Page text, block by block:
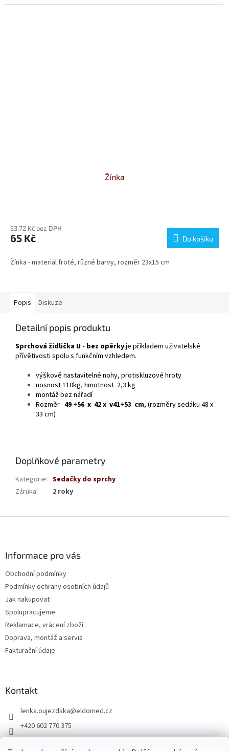
Žínka
produktu
je
z
53,72 Kč bez DPH
65 Kč Do košíku
Žínka - materiál froté, různé barvy, rozměr 23x15 cm
Popis Diskuze
Detailní popis produktu
Sprchová židlička U - bez opěrkyje příkladem uživatelské
přívětivosti spolu s funkčním vzhledem.
výškově nastavitelné nohy, protiskluzové hroty
nosnost 110kg, hmotnost 2,3 kg
montáž bez nářadí
Rozměr 49 ÷56 x 42 x v41÷53 cm, (rozměry sedáku 48 x
33 cm)
Doplňkové parametry
Kategorie: Sedačky do sprchy
Záruka: 2 roky
Informace pro vás
Obchodní podmínky
Podmínky ochrany osobních údajů
Jak nakupovat
Spolupracujeme
Reklamace, vrácení zboží
Doprava, montáž a servis
Fakturační údaje
Kontakt
lenka.oujezdska@eldomed.cz
+420 602 770 375